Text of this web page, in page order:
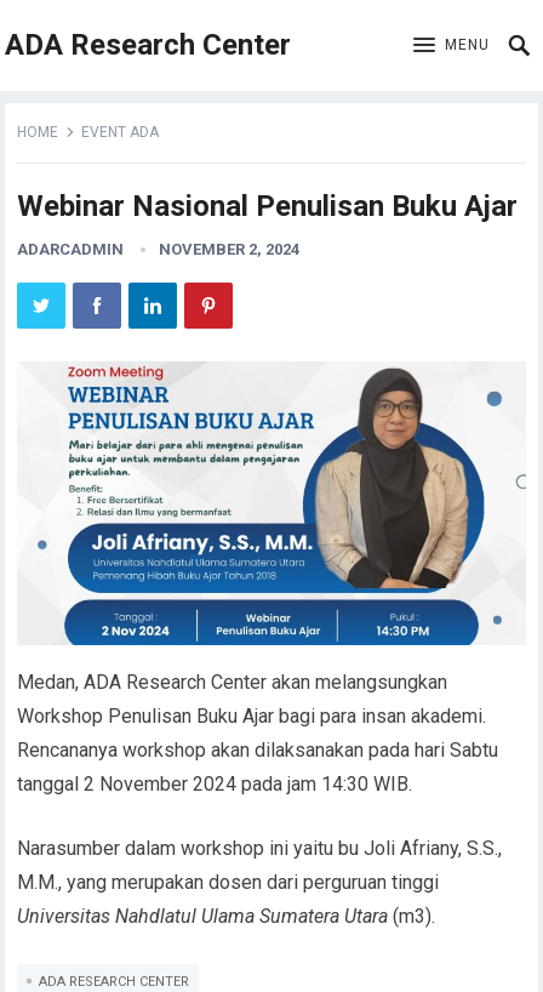
ADA Research Center MENU
HOME EVENT ADA
Webinar Nasional Penulisan Buku Ajar
ADARCADMIN NOVEMBER 2, 2024
Medan, ADA Research Center akan melangsungkan
Workshop Penulisan Buku Ajar bagi para insan akademi.
Rencananya workshop akan dilaksanakan pada hari Sabtu
tanggal 2 November 2024 pada jam 14:30 WIB.
Narasumber dalam workshop ini yaitu bu Joli Afriany, S.S.,
M.M., yang merupakan dosen dari perguruan tinggi
Universitas Nahdlatul Ulama Sumatera Utara (m3).
ADA RESEARCH CENTER